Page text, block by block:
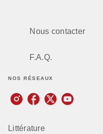
Nous contacter
F.A.Q.
NOS RÉSEAUX
Littérature